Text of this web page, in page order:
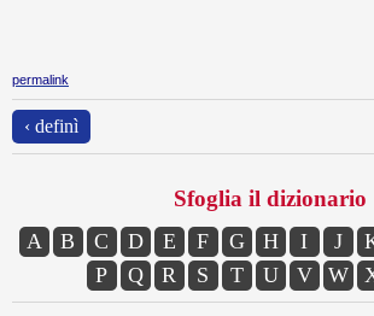
permalink
‹ definì
Sfoglia il dizionario
A B C D E F G H I J
P
Q R S T U V W